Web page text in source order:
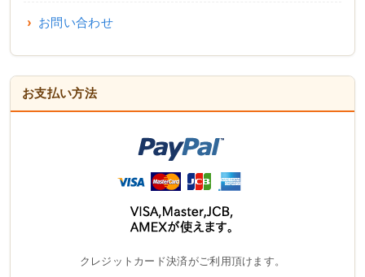
お問い合わせ
お支払い方法
クレジットカード決済がご利用頂けます。